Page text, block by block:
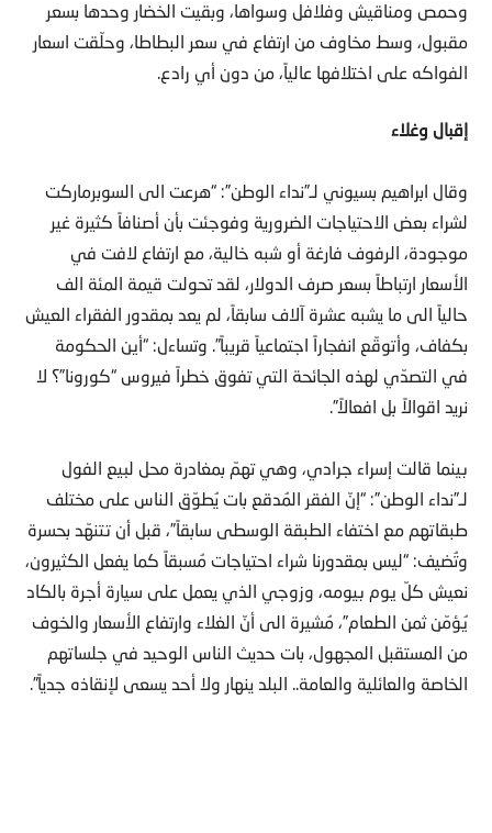
وحمص ومناقيش وفلافل وسواها، وبقيت الخضار وحدها بسعر
مقبول، وسط مخاوف من ارتفاع في سعر البطاطا، وحلّقت اسعار
الفواكه على اختلافها عالياً، من دون أي رادع.
إقبال وغلاء
وقال ابراهيم بسيوني لـ”نداء الوطن”: “هرعت الى السوبرماركت
لشراء بعض الاحتياجات الضرورية وفوجئت بأن أصنافاً كثيرة غير
موجودة، الرفوف فارغة أو شبه خالية، مع ارتفاع لافت في
الأسعار ارتباطاً بسعر صرف الدولار، لقد تحولت قيمة المئة الف
حالياً الى ما يشبه عشرة آلاف سابقاً، لم يعد بمقدور الفقراء العيش
بكفاف، وأتوقّع انفجاراً اجتماعياً قريباً”. وتساءل: “أين الحكومة
في التصدّي لهذه الجائحة التي تفوق خطراً فيروس “كورونا”؟ لا
نريد اقوالاً بل افعالاً”.
بينما قالت إسراء جرادي، وهي تهمّ بمغادرة محل لبيع الفول
لـ”نداء الوطن”: “إنّ الفقر المُدقع بات يُطوّق الناس على مختلف
طبقاتهم مع اختفاء الطبقة الوسطى سابقاً”، قبل أن تتنهّد بحسرة
وتُضيف: “ليس بمقدورنا شراء احتياجات مُسبقاً كما يفعل الكثيرون،
نعيش كلّ يوم بيومه، وزوجي الذي يعمل على سيارة أجرة بالكاد
يُؤمّن ثمن الطعام”، مُشيرة الى أنّ الغلاء وارتفاع الأسعار والخوف
من المستقبل المجهول، بات حديث الناس الوحيد في جلساتهم
الخاصة والعائلية والعامة.. البلد ينهار ولا أحد يسعى لإنقاذه جدياً”.